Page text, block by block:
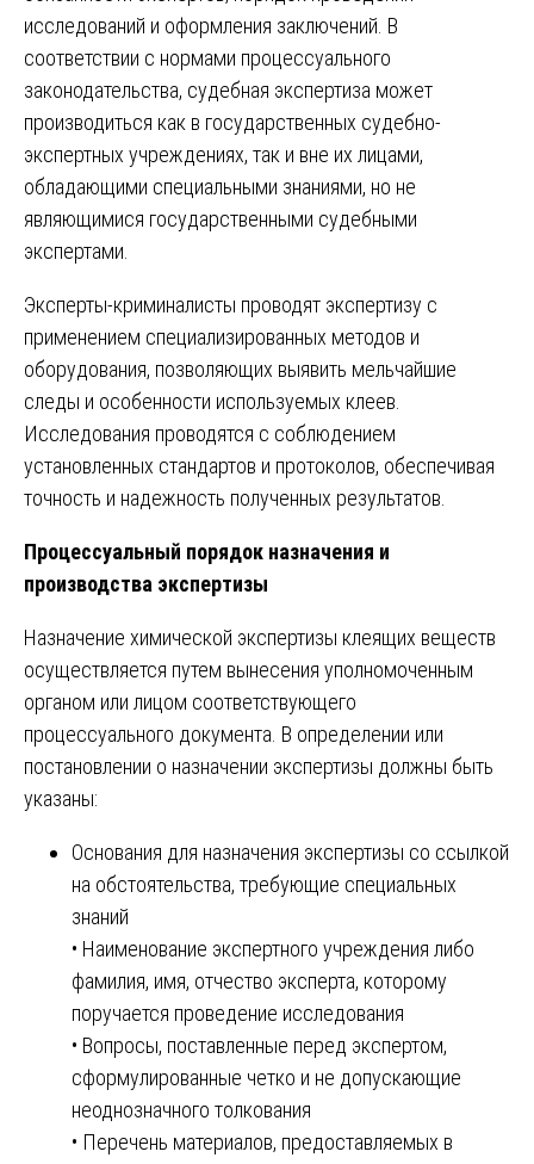
исследований и оформления заключений. В
соответствии с нормами процессуального
законодательства, судебная экспертиза может
производиться как в государственных судебно-
экспертных учреждениях, так и вне их лицами,
обладающими специальными знаниями, но не
являющимися государственными судебными
экспертами.
Эксперты-криминалисты проводят экспертизу с
применением специализированных методов и
оборудования, позволяющих выявить мельчайшие
следы и особенности используемых клеев.
Исследования проводятся с соблюдением
установленных стандартов и протоколов, обеспечивая
точность и надежность полученных результатов.
Процессуальный порядок назначения и
производства экспертизы
Назначение химической экспертизы клеящих веществ
осуществляется путем вынесения уполномоченным
органом или лицом соответствующего
процессуального документа. В определении или
постановлении о назначении экспертизы должны быть
указаны:
Основания для назначения экспертизы со ссылкой
на обстоятельства, требующие специальных
знаний
• Наименование экспертного учреждения либо
фамилия, имя, отчество эксперта, которому
поручается проведение исследования
• Вопросы, поставленные перед экспертом,
сформулированные четко и не допускающие
неоднозначного толкования
• Перечень материалов, предоставляемых в